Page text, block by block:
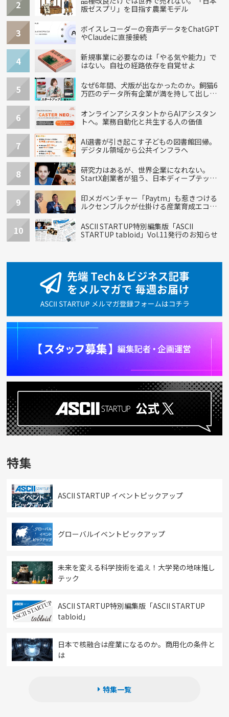
2
版ゼスプリ」を目指す農業モデル
3
ボイスレコーダーの音声データをChatGPT
やClaudeに直接接続
4
新規事業に必要なのは「やる気や能力」で
はない。自社の経路依存を自覚せよ
5
なぜ6年間、犬版が出なかったのか。飼猫6
万匹のデータ所有企業が満を持して出し
6
オンラインアシスタントからAIアシスタン
トへ。業務自動化と共生する人の価値
7
AI選書が引き起こす子どもの図書館回帰。
デジタル領域から公共インフラへ
8
研究力はあるが、世界企業になれない。
StartX創業者が狙う、日本ディープテック
9
印メガベンチャー「Paytm」も惹きつける
ルクセンブルクが仕掛ける産業育成エコシ
10
ASCII STARTUP特別編集版「ASCII
STARTUP tabloid」Vol.11発行のお知らせ
特集
ASCII STARTUP イベントピックアップ
グローバルイベントピックアップ
未来を変える科学技術を追え！大学発の地味推し
テック
ASCII STARTUP特別編集版「ASCII STARTUP
tabloid」
日本で核融合は産業になるのか。商用化の条件と
は
特集一覧